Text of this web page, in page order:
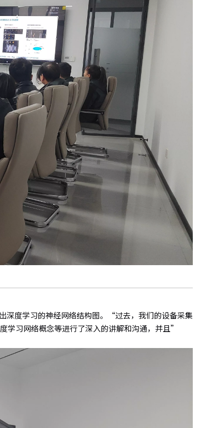
深度学习的神经网络结构图。“过去，我们的设备采集
学习网络概念等进行了深入的讲解和沟通，并且”